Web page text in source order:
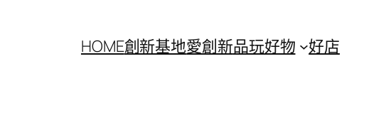
HOME創新基地愛創新品玩好物 好店